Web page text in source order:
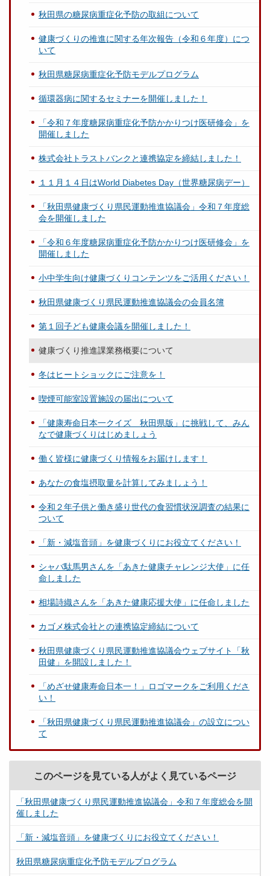
秋田県の糖尿病重症化予防の取組について
健康づくりの推進に関する年次報告（令和６年度）につ
いて
秋田県糖尿病重症化予防モデルプログラム
循環器病に関するセミナーを開催しました！
「令和７年度糖尿病重症化予防かかりつけ医研修会」を
開催しました
株式会社トラストバンクと連携協定を締結しました！
１１月１４日はWorld Diabetes Day（世界糖尿病デー）
「秋田県健康づくり県民運動推進協議会」令和７年度総
会を開催しました
「令和６年度糖尿病重症化予防かかりつけ医研修会」を
開催しました
小中学生向け健康づくりコンテンツをご活用ください！
秋田県健康づくり県民運動推進協議会の会員名簿
第１回子ども健康会議を開催しました！
健康づくり推進課業務概要について
冬はヒートショックにご注意を！
喫煙可能室設置施設の届出について
「健康寿命日本一クイズ 秋田県版」に挑戦して、みん
なで健康づくりはじめましょう
働く皆様に健康づくり情報をお届けします！
あなたの食塩摂取量を計算してみましょう！
令和２年子供と働き盛り世代の食習慣状況調査の結果に
ついて
「新・減塩音頭」を健康づくりにお役立てください！
シャバ駄馬男さんを「あきた健康チャレンジ大使」に任
命しました
相場詩織さんを「あきた健康応援大使」に任命しました
カゴメ株式会社との連携協定締結について
秋田県健康づくり県民運動推進協議会ウェブサイト「秋
田健」を開設しました！
「めざせ健康寿命日本一！」ロゴマークをご利用くださ
い！
「秋田県健康づくり県民運動推進協議会」の設立につい
て
このページを見ている人がよく見ているページ
「秋田県健康づくり県民運動推進協議会」令和７年度総会を開
催しました
「新・減塩音頭」を健康づくりにお役立てください！
秋田県糖尿病重症化予防モデルプログラム